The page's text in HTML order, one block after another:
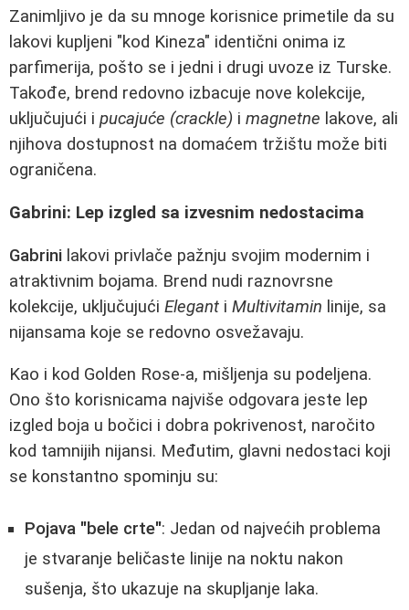
Zanimljivo je da su mnoge korisnice primetile da su
lakovi kupljeni "kod Kineza" identični onima iz
parfimerija, pošto se i jedni i drugi uvoze iz Turske.
Takođe, brend redovno izbacuje nove kolekcije,
uključujući i pucajuće (crackle) i magnetne lakove, ali
njihova dostupnost na domaćem tržištu može biti
ograničena.
Gabrini: Lep izgled sa izvesnim nedostacima
Gabrini lakovi privlače pažnju svojim modernim i
atraktivnim bojama. Brend nudi raznovrsne
kolekcije, uključujući Elegant i Multivitamin linije, sa
nijansama koje se redovno osvežavaju.
Kao i kod Golden Rose-a, mišljenja su podeljena.
Ono što korisnicama najviše odgovara jeste lep
izgled boja u bočici i dobra pokrivenost, naročito
kod tamnijih nijansi. Međutim, glavni nedostaci koji
se konstantno spominju su:
Pojava "bele crte": Jedan od najvećih problema
je stvaranje beličaste linije na noktu nakon
sušenja, što ukazuje na skupljanje laka.